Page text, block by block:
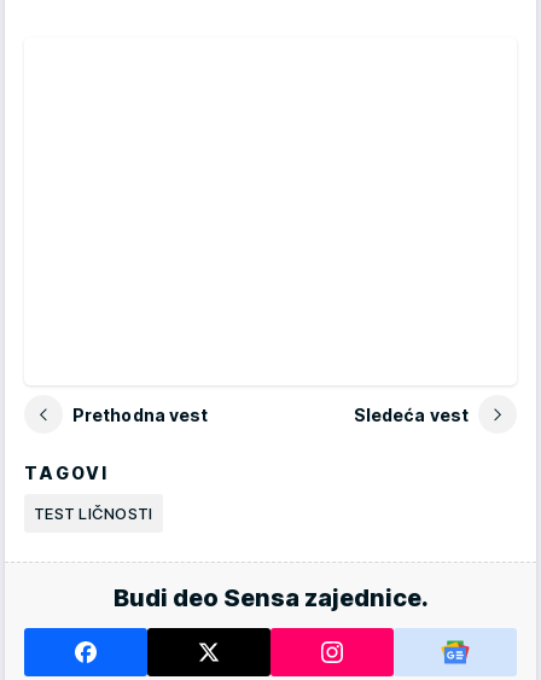
Prethodna vest Sledeća vest
TAGOVI
TEST LIČNOSTI
Budi deo Sensa zajednice.